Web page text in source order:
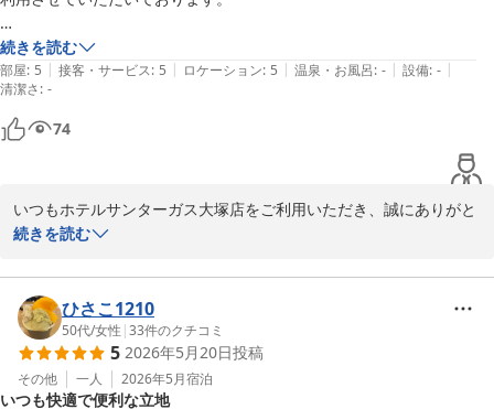
おります。
ホテルサンターガス大塚店
JR大塚駅からすぐ着きます。便利です。
JR山手線で
池袋方面
上野方面
おすすめです。
続きを読む
部屋: 5 | 接客・サービス: 5 | ロケーション: 5 | 温泉・お風呂: - | 設備: - |
清潔さ: -
74
いつもホテルサンターガス大塚店をご利用いただき、誠にありがと
うございます。
戴し、大変嬉しく拝読いたしました。
池袋方面・上野方面のどちらにも移動しやすい立地は、多くのお客
様にご好評いただいており、今回も便利にご利用いただけたようで
安心いたしました。
今後も快適にお過ごしいただける環境づくりに努めてまいります。
続きを読む
ひさこ1210
50代/女性 |33件のクチコミ
5 2026年5月20日投稿
その他 一人 2026年5月宿泊
いつも快適で便利な立地